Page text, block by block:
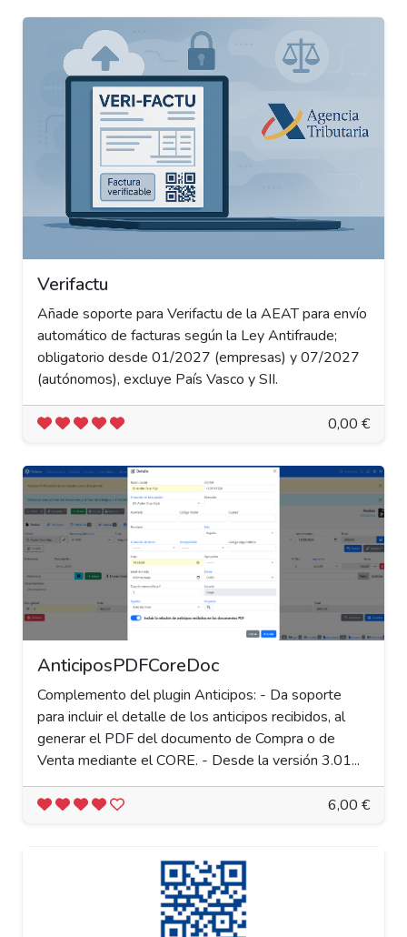
Verifactu
Añade soporte para Verifactu de la AEAT para envío
automático de facturas según la Ley Antifraude;
obligatorio desde 01/2027 (empresas) y 07/2027
(autónomos), excluye País Vasco y SII.
0,00 €
AnticiposPDFCoreDoc
Complemento del plugin Anticipos: - Da soporte
para incluir el detalle de los anticipos recibidos, al
generar el PDF del documento de Compra o de
Venta mediante el CORE. - Desde la versión 3.01...
6,00 €